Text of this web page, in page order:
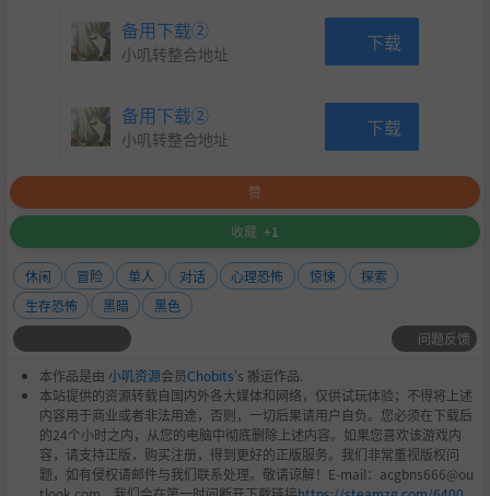
备用下载②
小叽转整合地址 下载
备用下载②
小叽转整合地址 下载
赞
收藏 +1
休闲 冒险 单人 对话 心理恐怖 惊悚
探索
生存恐怖
黑暗
黑色
问题反馈
本作品是由 小叽资源会员Chobits's 搬运作品.
本站提供的资源转载自国内外各大媒体和网络，仅供试玩体验；不得将上述
内容用于商业或者非法用途，否则，一切后果请用户自负。您必须在下载后
的24个小时之内，从您的电脑中彻底删除上述内容。如果您喜欢该游戏内
容，请支持正版，购买注册，得到更好的正版服务。我们非常重视版权问
题，如有侵权请邮件与我们联系处理。敬请谅解！E-mail：acgbns666@ou